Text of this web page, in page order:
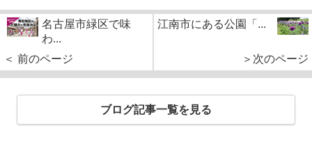
名古屋市緑区で味
わ...
＜ 前のページ
江南市にある公園「...
＞次のページ
ブログ記事一覧を見る